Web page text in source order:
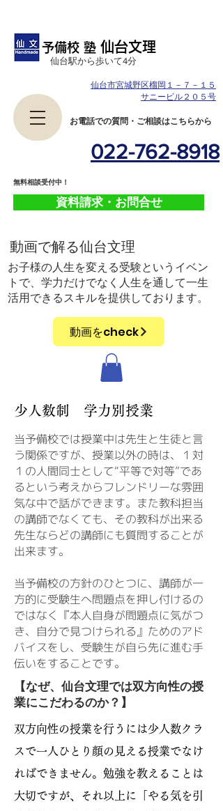
予備校 塾 仙台文理
022-762-8918
資料請求・お問合せ
​お電話での質問・ご相談はこちらから
​仙台駅から歩いて4分
​無料相談受付中！
仙台市宮城野区榴岡１－７－１５
サニービル２０５号
​動画で解る仙台文理
お子様の人生を変える受験というイベン
トで、学力だけでなく人生を通して一生
活用できるスキルを提供しております。
動画をcheck
少人数制 学力別授業
当予備校では授業中は先生と生徒と言
う関係ですが、授業以外の時は、１対
１の人間同士として“平等で対等”であ
るという考えからフレンドリーな雰囲
気な中で話ができます。また教科担当
の講師でなくても、その教科が出来る
先生ならどの講師にも質問することが
出来ます。
当予備校の方針のひとつに、講師が一
方的に受験生へ問題点を押し付けるの
ではなく『本人自身が問題点に気がつ
き、自分で見つけられる』ためのアド
バイスをし、受験生が自ら先に進む手
伝いをすることです。
【なぜ、仙台文理では双方向性の授
業にこだわるのか？】
双方向性の授業を行うには少人数クラ
スで一人ひとり顔の見える授業でなけ
ればできません。勉強を教えることは
大切ですが、それ以上に「やる気を引